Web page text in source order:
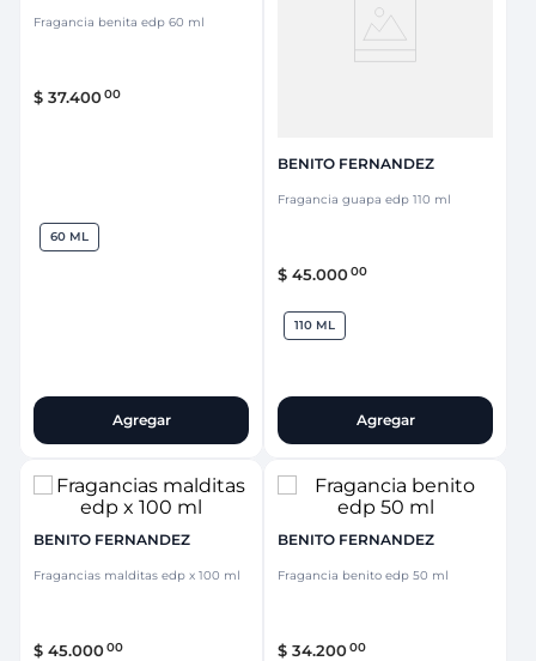
Fragancia benita edp 60 ml
$ 37.40000
60 ML
Agregar
BENITO FERNANDEZ
Fragancia guapa edp 110 ml
$ 45.00000
110 ML
Agregar
BENITO FERNANDEZ
Fragancias malditas edp x 100 ml
$ 45.00000
BENITO FERNANDEZ
Fragancia benito edp 50 ml
$ 34.20000